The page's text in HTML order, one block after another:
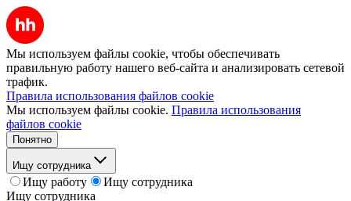
Мы используем файлы cookie, чтобы обеспечивать
правильную работу нашего веб-сайта и анализировать сетевой
трафик.
Правила использования файлов cookie
Мы используем файлы cookie. Правила использования
файлов cookie
Понятно
Ищу сотрудника
Ищу работу
Ищу сотрудника
Ищу сотрудника